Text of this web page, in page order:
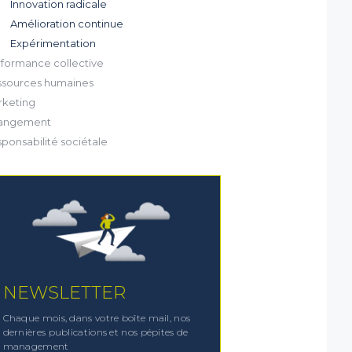
Innovation radicale
Amélioration continue
Expérimentation
collective
humaines
sociétale
NEWSLETTER
Chaque mois, dans votre boîte mail, nos
dernières publications et nos pépites de
management
de